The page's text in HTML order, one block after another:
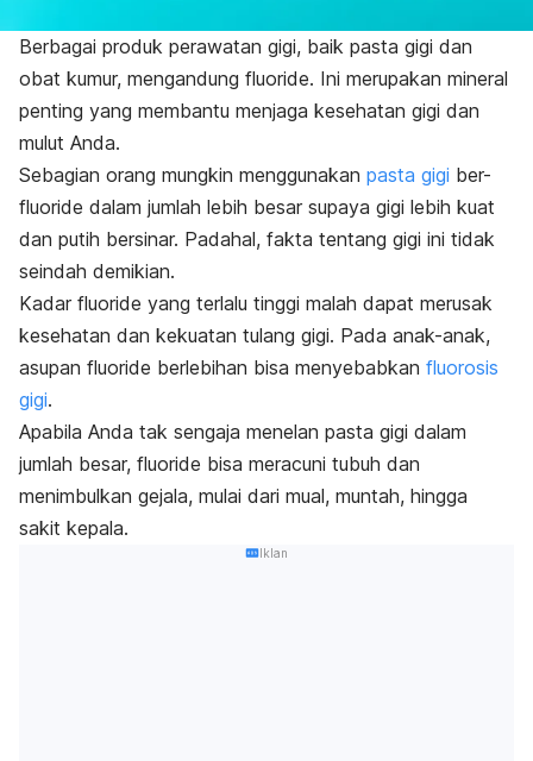
Berbagai produk perawatan gigi, baik pasta gigi dan
obat kumur, mengandung fluoride. Ini merupakan mineral
penting yang membantu menjaga kesehatan gigi dan
mulut Anda.
Sebagian orang mungkin menggunakan pasta gigi ber-
fluoride dalam jumlah lebih besar supaya gigi lebih kuat
dan putih bersinar. Padahal, fakta tentang gigi ini tidak
seindah demikian.
Kadar fluoride yang terlalu tinggi malah dapat merusak
kesehatan dan kekuatan tulang gigi. Pada anak-anak,
asupan fluoride berlebihan bisa menyebabkan fluorosis
gigi.
Apabila Anda tak sengaja menelan pasta gigi dalam
jumlah besar, fluoride bisa meracuni tubuh dan
menimbulkan gejala, mulai dari mual, muntah, hingga
sakit kepala.
Iklan